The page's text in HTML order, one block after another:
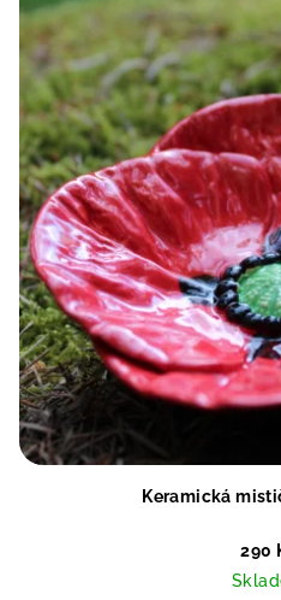
Keramická
290